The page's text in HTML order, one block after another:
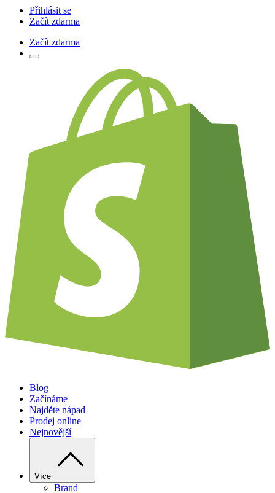
Přihlásit se
Začít zdarma
Začít zdarma
Blog
Začínáme
Najděte nápad
Prodej online
Nejnovější
Více
Brand